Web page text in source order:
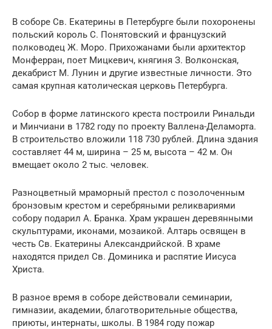
В соборе Св. Екатерины в Петербурге были похоронены
польский король С. Понятовский и французский
полководец Ж. Моро. Прихожанами были архитектор
Монферран, поет Мицкевич, княгиня З. Волконская,
декабрист М. Лунин и другие известные личности. Это
самая крупная католическая церковь Петербурга.
Собор в форме латинского креста построили Ринальди
и Минчиани в 1782 году по проекту Валлена-Деламорта.
В строительство вложили 118 730 рублей. Длина здания
составляет 44 м, ширина – 25 м, высота – 42 м. Он
вмещает около 2 тыс. человек.
Разноцветный мраморный престол с позолоченным
бронзовым крестом и серебряными реликвариями
собору подарил А. Бранка. Храм украшен деревянными
скульптурами, иконами, мозаикой. Алтарь освящен в
честь Св. Екатерины Александрийской. В храме
находятся придел Св. Доминика и распятие Иисуса
Христа.
В разное время в соборе действовали семинарии,
гимназии, академии, благотворительные общества,
приюты, интернаты, школы. В 1984 году пожар